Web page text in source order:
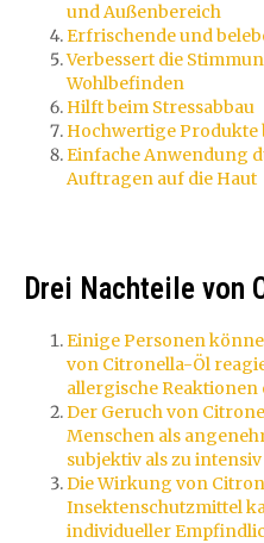
und Außenbereich
Erfrischende und
Verbessert die
Wohlbefinden
Hilft beim Stressabbau
Hochwertige Produkte
Einfache Anwendung
Auftragen auf die Haut
Drei Nachteile von
Einige Personen
von Citronella-Öl
allergische
Der Geruch von
Menschen als
subjektiv als zu
Die Wirkung von
Insektenschutzmittel
individueller